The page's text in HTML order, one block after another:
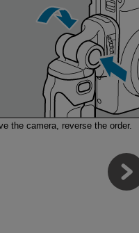
the camera, reverse the order.